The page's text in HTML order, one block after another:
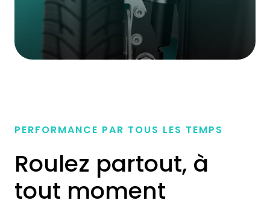
PERFORMANCE PAR TOUS LES TEMPS
Roulez partout, à
tout moment